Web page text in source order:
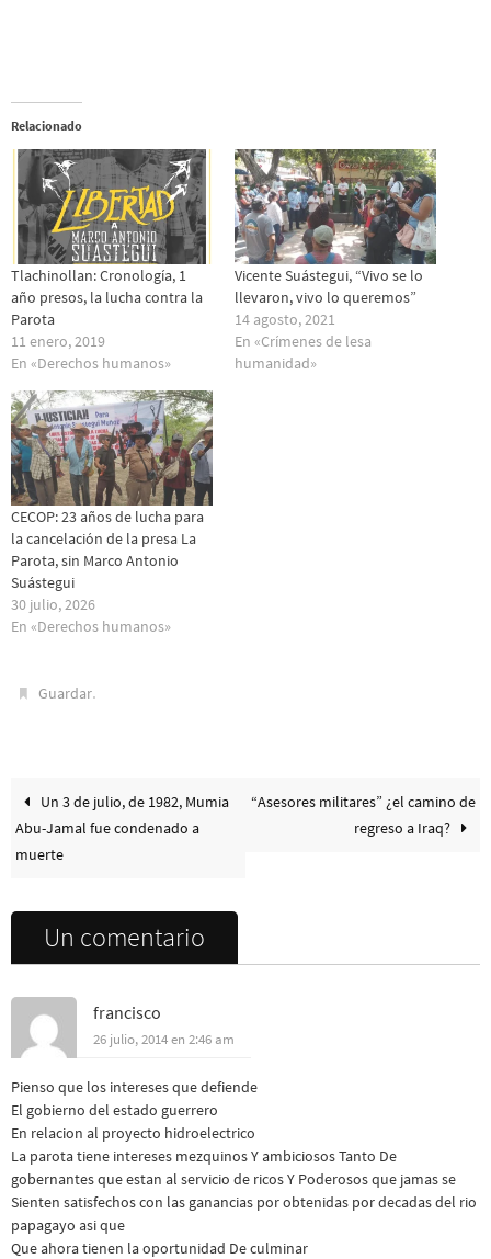
Relacionado
Tlachinollan: Cronología, 1
año presos, la lucha contra la
Parota
11 enero, 2019
En «Derechos humanos»
Vicente Suástegui, “Vivo se lo
llevaron, vivo lo queremos”
14 agosto, 2021
En «Crímenes de lesa
humanidad»
CECOP: 23 años de lucha para
la cancelación de la presa La
Parota, sin Marco Antonio
Suástegui
30 julio, 2026
En «Derechos humanos»
Guardar.
Un 3 de julio, de 1982, Mumia
Abu-Jamal fue condenado a
muerte
“Asesores militares” ¿el camino de
regreso a Iraq?
Un comentario
francisco
26 julio, 2014 en 2:46 am
Pienso que los intereses que defiende
El gobierno del estado guerrero
En relacion al proyecto hidroelectrico
La parota tiene intereses mezquinos Y ambiciosos Tanto De
gobernantes que estan al servicio de ricos Y Poderosos que jamas se
Sienten satisfechos con las ganancias por obtenidas por decadas del rio
papagayo asi que
Que ahora tienen la oportunidad De culminar